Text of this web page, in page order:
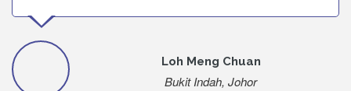
Loh Meng Chuan
Bukit Indah, Johor